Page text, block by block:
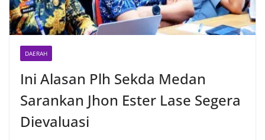
DAERAH
Ini Alasan Plh Sekda Medan
Sarankan Jhon Ester Lase Segera
Dievaluasi